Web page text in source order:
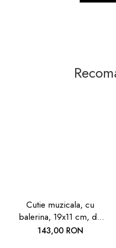
Cutie muzicala, cu
balerina, 19x11 cm, de
lemn, Goki
143,00 RON